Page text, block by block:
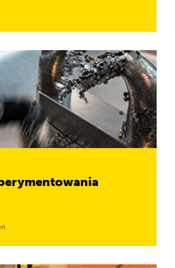
i radzą sobie z trudnymi pytaniami.
stale się powiększa.
a także przystępne i wciągające.